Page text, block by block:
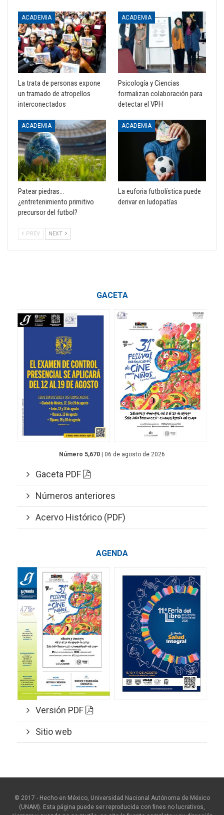
ACADEMIA
La trata de personas expone
un tramado de atropellos
interconectados
ACADEMIA
Psicología y Ciencias
formalizan colaboración para
detectar el VPH
ACADEMIA
Patear piedras…
¿entretenimiento primitivo
precursor del futbol?
ACADEMIA
La euforia futbolística puede
derivar en ludopatías
PREV NEXT
GACETA
Número 5,670 | 06 de agosto de 2026
Gaceta PDF
Números anteriores
Acervo Histórico (PDF)
AGENDA
Versión PDF
Sitio web
© 2017 - Hecho en México, Universidad Nacional Autónoma de México
(UNAM). Esta página puede ser reproducida con fines no lucrativos,